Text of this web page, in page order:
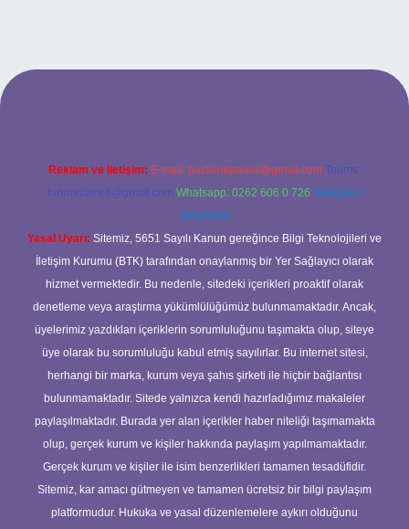
Reklam ve İletişim: E-mail: backlinkpaneli@gmail.com Teams:
forumhizmeti@gmail.com Whatsapp: 0262 606 0 726 Telegram:
@karabul
Yasal Uyarı: Sitemiz, 5651 Sayılı Kanun gereğince Bilgi Teknolojileri ve
İletişim Kurumu (BTK) tarafından onaylanmış bir Yer Sağlayıcı olarak
hizmet vermektedir. Bu nedenle, sitedeki içerikleri proaktif olarak
denetleme veya araştırma yükümlülüğümüz bulunmamaktadır. Ancak,
üyelerimiz yazdıkları içeriklerin sorumluluğunu taşımakta olup, siteye
üye olarak bu sorumluluğu kabul etmiş sayılırlar. Bu internet sitesi,
herhangi bir marka, kurum veya şahıs şirketi ile hiçbir bağlantısı
bulunmamaktadır. Sitede yalnızca kendi hazırladığımız makaleler
paylaşılmaktadır. Burada yer alan içerikler haber niteliği taşımamakta
olup, gerçek kurum ve kişiler hakkında paylaşım yapılmamaktadır.
Gerçek kurum ve kişiler ile isim benzerlikleri tamamen tesadüfidir.
Sitemiz, kar amacı gütmeyen ve tamamen ücretsiz bir bilgi paylaşım
platformudur. Hukuka ve yasal düzenlemelere aykırı olduğunu